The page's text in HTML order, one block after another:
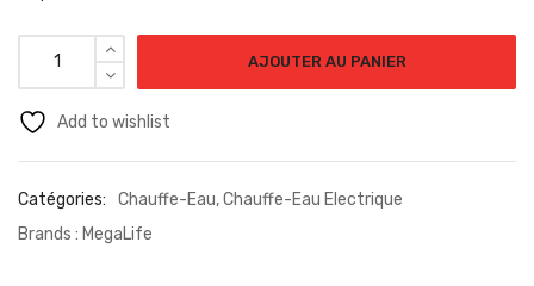
AJOUTER AU PANIER
Add to wishlist
Catégories: Chauffe-Eau,Chauffe-Eau Electrique
Brands : MegaLife